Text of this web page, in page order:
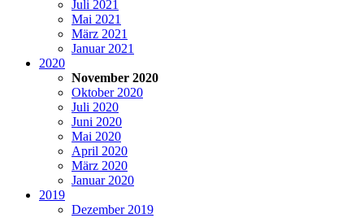
Juli 2021
Mai 2021
März 2021
Januar 2021
2020
November 2020
Oktober 2020
Juli 2020
Juni 2020
Mai 2020
April 2020
März 2020
Januar 2020
2019
Dezember 2019